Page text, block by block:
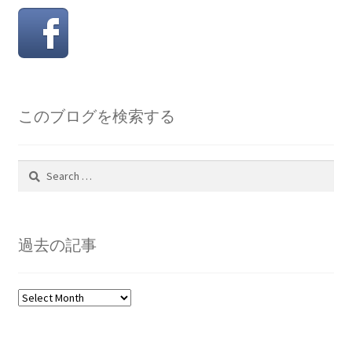
このブログを検索する
Search
過去の記事
過